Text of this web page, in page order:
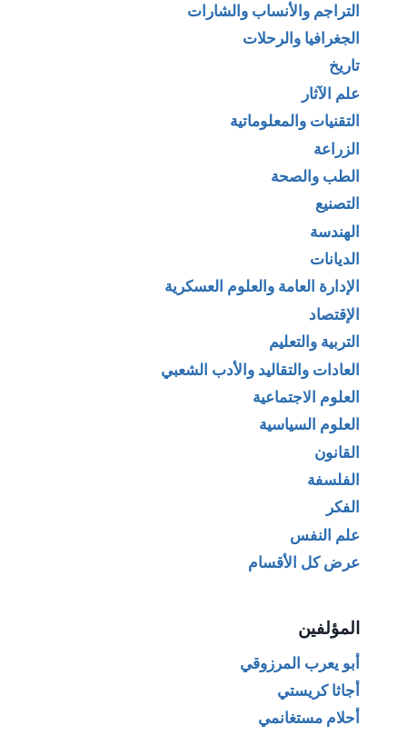
التراجم والأنساب والشارات
الجغرافيا والرحلات
تاريخ
علم الآثار
التقنيات والمعلوماتية
الزراعة
الطب والصحة
التصنيع
الهندسة
الديانات
الإدارة العامة والعلوم العسكرية
الإقتصاد
التربية والتعليم
العادات والتقاليد والأدب الشعبي
العلوم الاجتماعية
العلوم السياسية
القانون
الفلسفة
الفكر
علم النفس
عرض كل الأقسام
المؤلفين
أبو يعرب المرزوقي
أجاثا كريستي
أحلام مستغانمي